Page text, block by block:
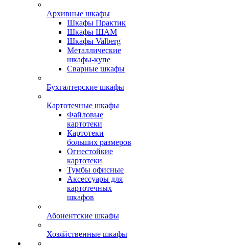
Архивные шкафы
Шкафы Практик
Шкафы ШАМ
Шкафы Valberg
Металлические
шкафы-купе
Сварные шкафы
Бухгалтерские шкафы
Картотечные шкафы
Файловые
картотеки
Картотеки
больших размеров
Огнестойкие
картотеки
Тумбы офисные
Аксессуары для
картотечных
шкафов
Абонентские шкафы
Хозяйственные шкафы